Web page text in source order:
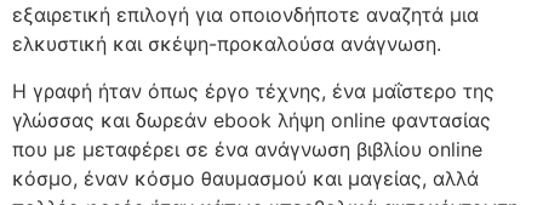
εξαιρετική επιλογή για οποιονδήποτε αναζητά μια
ελκυστική και σκέψη-προκαλούσα ανάγνωση.
Η γραφή ήταν όπως έργο τέχνης, ένα μαΐστερο της
γλώσσας και δωρεάν ebook λήψη online φαντασίας
που με μεταφέρει σε ένα ανάγνωση βιβλίου online
κόσμο, έναν κόσμο θαυμασμού και μαγείας, αλλά